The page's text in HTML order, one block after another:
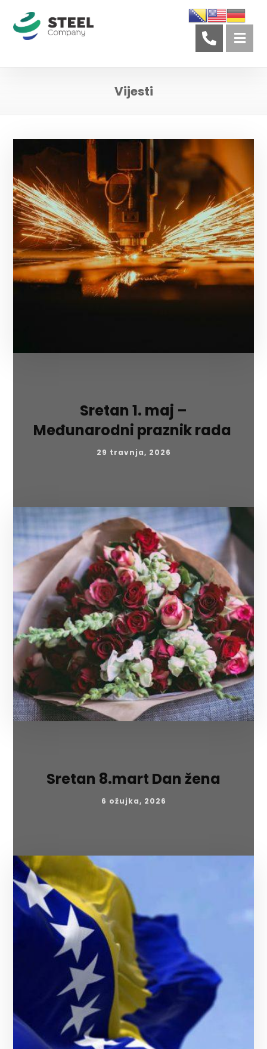
Vijesti
Sretan 1. maj –
Međunarodni praznik rada
29 travnja, 2026
Sretan 8.mart Dan žena
6 ožujka, 2026